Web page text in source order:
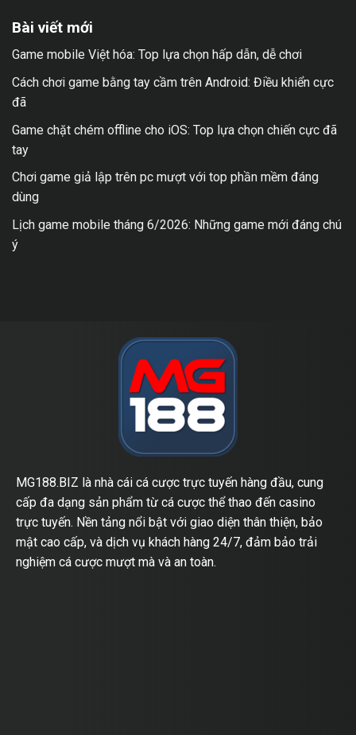
Bài viết mới
Game mobile Việt hóa: Top lựa chọn hấp dẫn, dễ chơi
Cách chơi game bằng tay cầm trên Android: Điều khiển cực
đã
Game chặt chém offline cho iOS: Top lựa chọn chiến cực đã
tay
Chơi game giả lập trên pc mượt với top phần mềm đáng
dùng
Lịch game mobile tháng 6/2026: Những game mới đáng chú
ý
MG188.BIZ là nhà cái cá cược trực tuyến hàng đầu, cung
cấp đa dạng sản phẩm từ cá cược thể thao đến casino
trực tuyến. Nền tảng nổi bật với giao diện thân thiện, bảo
mật cao cấp, và dịch vụ khách hàng 24/7, đảm bảo trải
nghiệm cá cược mượt mà và an toàn.